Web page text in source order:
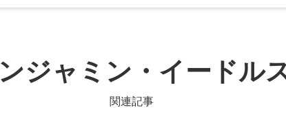
ジャミン・イードル
関連記事